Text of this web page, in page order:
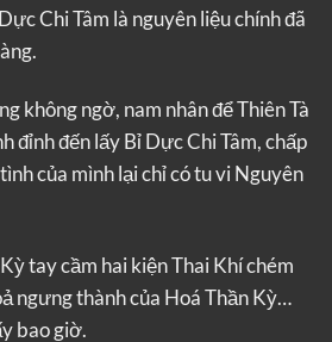
Chi Tâm là nguyên liệu chính đã
không ngờ, nam nhân để Thiên Tà
đỉnh đến lấy Bỉ Dực Chi Tâm, chấp
của mình lại chỉ có tu vi Nguyên
tay cầm hai kiện Thai Khí chém
ngưng thành của Hoá Thần Kỳ…
bao giờ.